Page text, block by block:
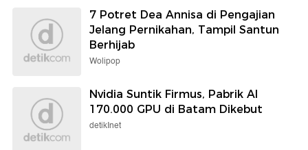
7 Potret Dea Annisa di Pengajian
Jelang Pernikahan, Tampil Santun
Berhijab
Wolipop
Nvidia Suntik Firmus, Pabrik AI
170.000 GPU di Batam Dikebut
detikInet